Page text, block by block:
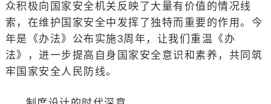
众积极向国家安全机关反映了大量有价值的情况线
索，在维护国家安全中发挥了独特而重要的作用。今
年是《办法》公布实施3周年，让我们重温《办
法》，进一步提高自身国家安全意识和素养，共同筑
牢国家安全人民防线。